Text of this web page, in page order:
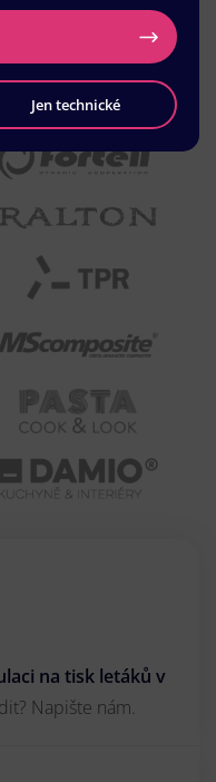
na tisk letáků v
Napište nám.
Jen technické